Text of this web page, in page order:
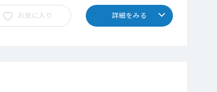
お気に入り 詳細をみる